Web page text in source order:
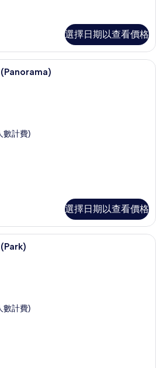
選擇日期以查看價格
47-吋 LCD 液晶電視、數位頻道、電視
數計費)
選擇日期以查看價格
普通套房, 1 張特大雙人床 (Park) | 高
數計費)